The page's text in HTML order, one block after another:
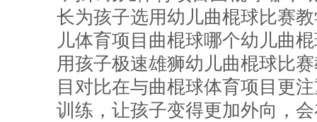
长为孩子选用幼儿曲棍球比赛
儿体育项目曲棍球哪个幼儿曲
用孩子极速雄狮幼儿曲棍球比
目对比在与曲棍球体育项目更
训练，让孩子变得更加外向，